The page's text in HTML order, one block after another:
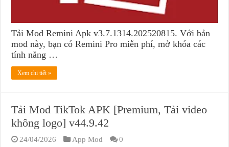
Tải Mod Remini Apk v3.7.1314.202520815. Với bản
mod này, bạn có Remini Pro miễn phí, mở khóa các
tính năng …
Xem chi tiết »
Tải Mod TikTok APK [Premium, Tải video
không logo] v44.9.42
24/04/2026 App Mod 0